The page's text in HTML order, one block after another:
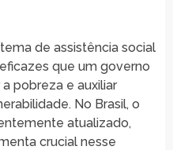
de assistência social
que um governo
pobreza e auxiliar
No Brasil, o
atualizado,
crucial nesse